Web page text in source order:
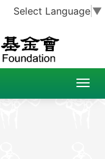
Select Language ▼
T
o